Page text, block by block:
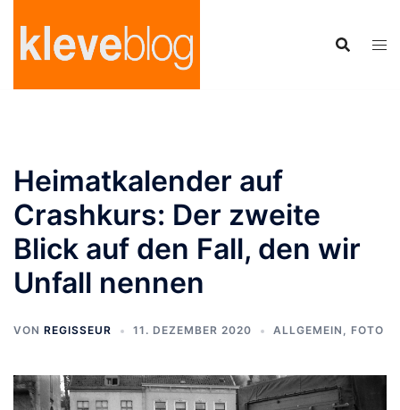
Inhalt
springen
Heimatkalender auf
Crashkurs: Der zweite
Blick auf den Fall, den wir
Unfall nennen
VON REGISSEUR 11. DEZEMBER 2020 ALLGEMEIN , FOTO